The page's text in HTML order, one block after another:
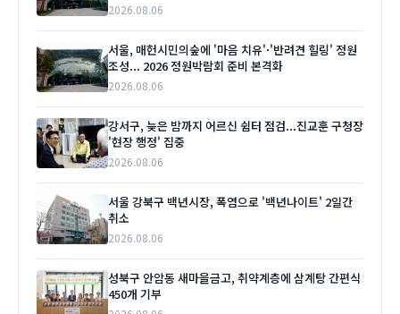
2026.08.06
서울, 매헌시민의숲에 '마음 치유'·'반려견 힐링' 정원
조성... 2026 정원박람회 준비 본격화
2026.08.06
강서구, 늦은 밤까지 어르신 쉼터 점검...진교훈 구청장
'현장 행정' 집중
2026.08.06
서울 강북구 백년시장, 폭염으로 '백년나이트' 2일간
취소
2026.08.06
성북구 안암동 새마을금고, 취약계층에 삼계탕 간편식
450개 기부